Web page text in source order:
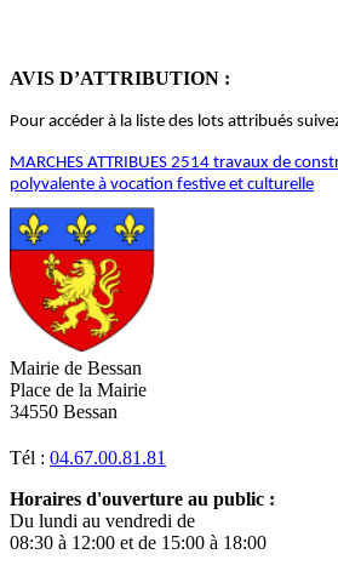
AVIS D’ATTRIBUTION :
Pour accéder à la liste des lots attribués
MARCHES ATTRIBUES 2514 travaux de
polyvalente à vocation festive et culturelle
Mairie de Bessan
Place de la Mairie
34550 Bessan
Tél : 04.67.00.81.81
Horaires d'ouverture au public :
Du lundi au vendredi de
08:30 à 12:00 et de 15:00 à 18:00